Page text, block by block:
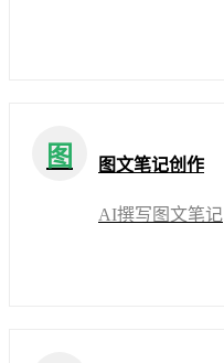
图 图文笔记创作
AI撰写图文笔记